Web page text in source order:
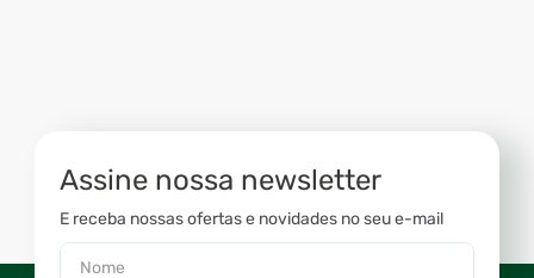
Assine nossa newsletter
E receba nossas ofertas e novidades no seu e-mail